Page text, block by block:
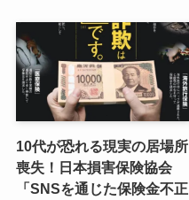
10代が恐れる現実の居場所
喪失！日本損害保険協会
「SNSを通じた保険金不正